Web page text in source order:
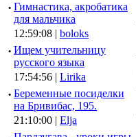
· Гимнастика, акробатика
для мальчика
12:59:08 | boloks
· Ищем учительницу
русского языка
17:54:56 | Lirika
· Беременные посиделки
на Бривибас, 195.
21:10:00 | Elja